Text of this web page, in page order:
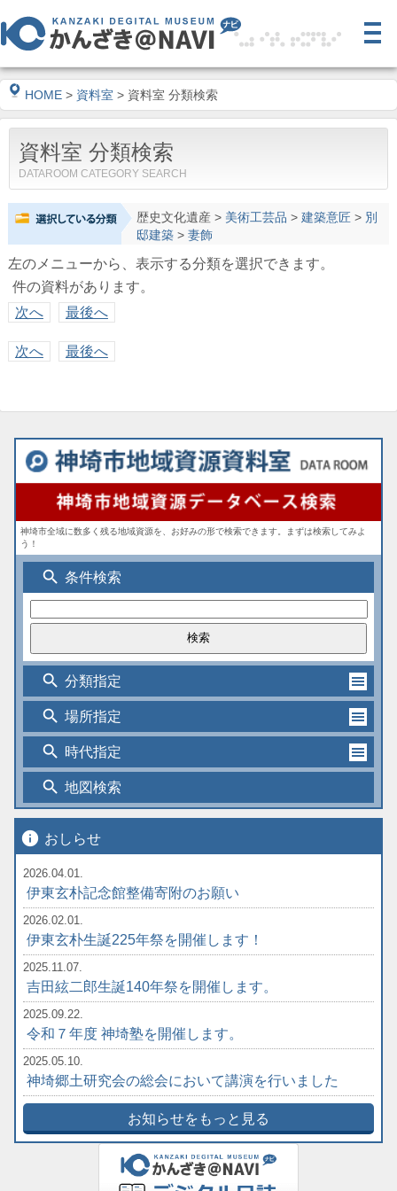
HOME > 資料室 > 資料室 分類検索
資料室 分類検索
DATAROOM CATEGORY SEARCH
歴史文化遺産> 美術工芸品 > 建築意匠 > 別
邸建築> 妻飾
左のメニューから、表示する分類を選択できます。
件の資料があります。
次へ
最後へ
次へ 最後へ
神埼市全域に数多く残る地域資源を、お好みの形で検索できます。まずは検索してみよ
う！
search 条件検索
search 分類指定
search 場所指定
search 時代指定
search 地図検索
info おしらせ
2026.04.01.
伊東玄朴記念館整備寄附のお願い
2026.02.01.
伊東玄朴生誕225年祭を開催します！
2025.11.07.
吉田絃二郎生誕140年祭を開催します。
2025.09.22.
令和７年度 神埼塾を開催します。
2025.05.10.
神埼郷土研究会の総会において講演を行いました
お知らせをもっと見る